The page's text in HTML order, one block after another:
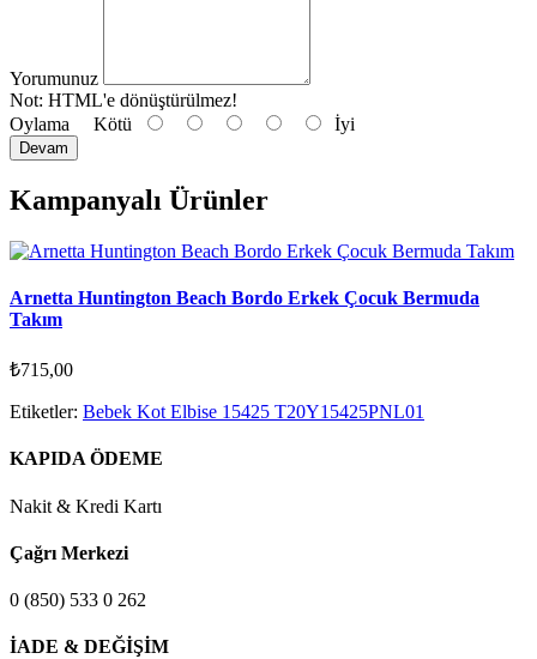
Yorumunuz
Not: HTML'e dönüştürülmez!
Oylama Kötü İyi
Devam
Kampanyalı Ürünler
Arnetta Huntington Beach Bordo Erkek Çocuk Bermuda
Takım
₺715,00
Etiketler: Bebek Kot Elbise 15425 T20Y15425PNL01
KAPIDA ÖDEME
Nakit & Kredi Kartı
Çağrı Merkezi
0 (850) 533 0 262
İADE & DEĞİŞİM